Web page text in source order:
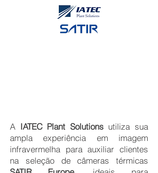
A IATEC Plant Solutionsutiliza sua
ampla experiência em imagem
infravermelha para auxiliar clientes
na seleção de câmeras térmicas